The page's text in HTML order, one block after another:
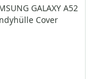
GALAXY A52
Cover